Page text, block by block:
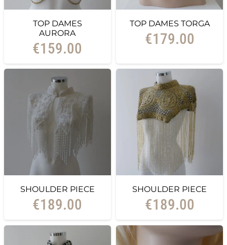
TOP DAMES
AURORA
€159.00
TOP DAMES TORGA
€179.00
SHOULDER PIECE
€189.00
SHOULDER PIECE
€189.00